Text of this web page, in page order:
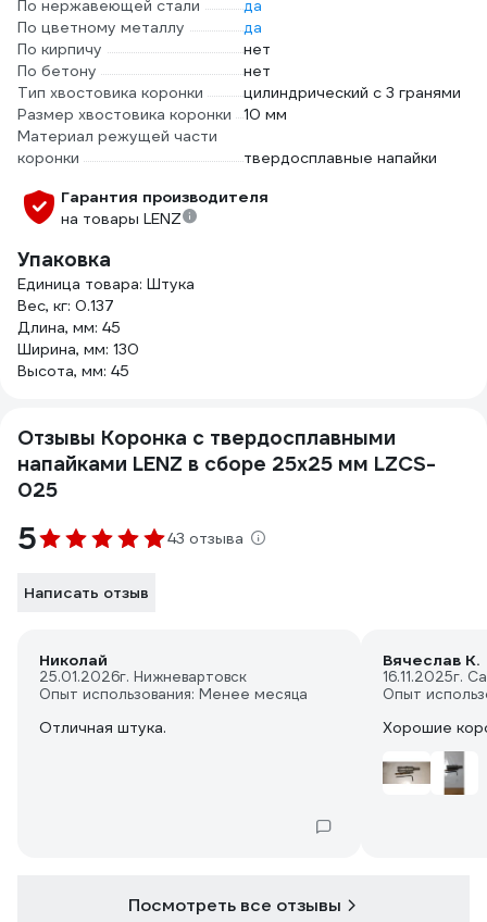
По нержавеющей стали
да
По цветному металлу
да
По кирпичу
нет
По бетону
нет
Тип хвостовика коронки
цилиндрический с 3 гранями
Размер хвостовика коронки
10 мм
Материал режущей части
коронки
твердосплавные напайки
Гарантия производителя
на товары LENZ
Упаковка
Единица товара: Штука
Вес, кг: 0.137
Длина, мм: 45
Ширина, мм: 130
Высота, мм: 45
Отзывы Коронка с твердосплавными
напайками LENZ в сборе 25х25 мм LZCS-
025
5 43 отзыва
Написать отзыв
Николай
25.01.2026г. Нижневартовск
Опыт использования: Менее месяца
Отличная штука.
Вячеслав К.
16.11.2025г.
Опыт
Хорошие
Посмотреть все отзывы